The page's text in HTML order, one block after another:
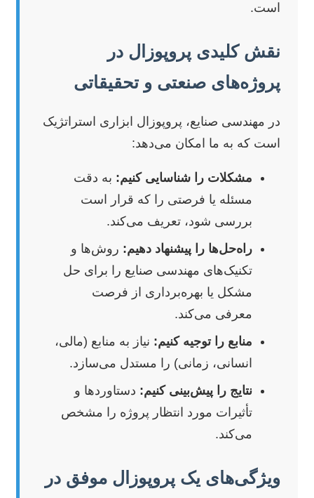
است.
نقش کلیدی پروپوزال در
پروژه‌های صنعتی و تحقیقاتی
در مهندسی صنایع، پروپوزال ابزاری استراتژیک
است که به ما امکان می‌دهد:
مشکلات را شناسایی کنیم: به دقت
مسئله یا فرصتی را که قرار است
بررسی شود، تعریف می‌کند.
راه‌حل‌ها را پیشنهاد دهیم: روش‌ها و
تکنیک‌های مهندسی صنایع را برای حل
مشکل یا بهره‌برداری از فرصت
معرفی می‌کند.
منابع را توجیه کنیم: نیاز به منابع (مالی،
انسانی، زمانی) را مستدل می‌سازد.
نتایج را پیش‌بینی کنیم: دستاوردها و
تأثیرات مورد انتظار پروژه را مشخص
می‌کند.
ویژگی‌های یک پروپوزال موفق در